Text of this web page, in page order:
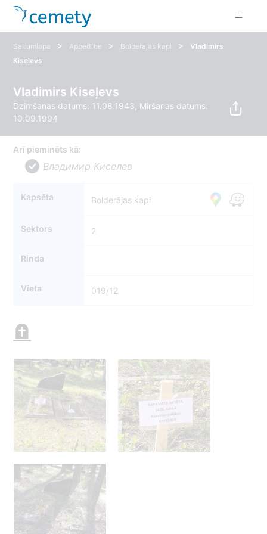
Sākumlapa > Apbedītie > Bolderājas kapi >
Vladimirs
Kiseļevs
Vladimirs Kiseļevs
Dzimšanas datums: 11.08.1943, Miršanas datums:
10.09.1994
Arī pieminēts kā:
Владимир Киселев
Kapsēta Bolderājas kapi
Sektors 2
Rinda
Vieta 019/12